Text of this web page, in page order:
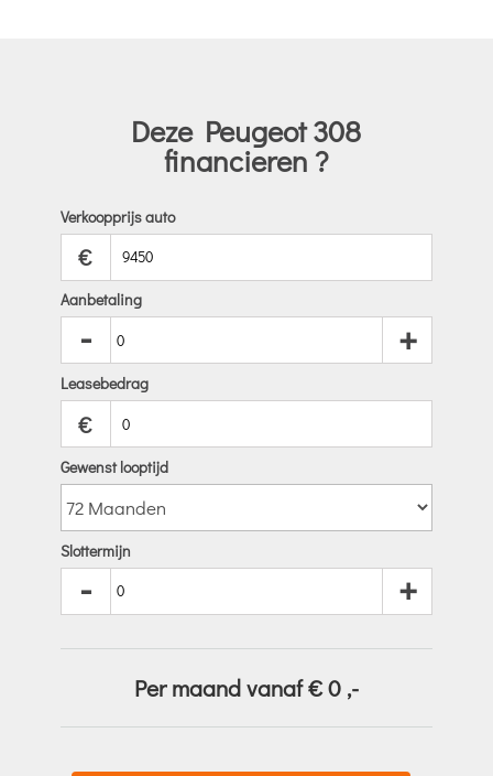
Deze Peugeot 308
financieren ?
Verkoopprijs auto
€
Aanbetaling
- +
Leasebedrag
€
Gewenst looptijd
Slottermijn
- +
Per maand vanaf €0 ,-